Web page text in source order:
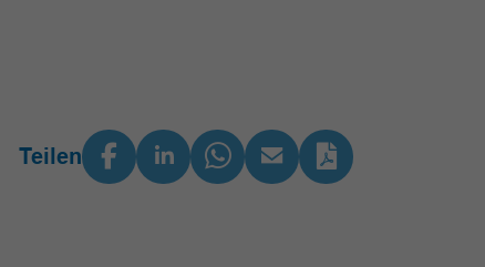
Teilen